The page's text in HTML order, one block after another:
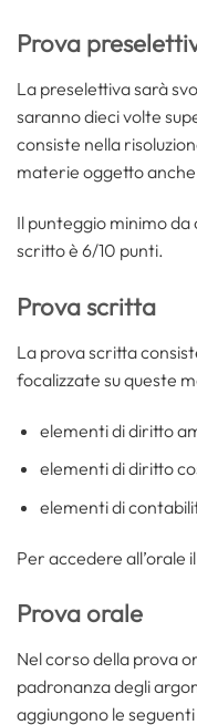
Prova
La preselettiva sarà
saranno dieci volte
consiste nella
materie oggetto
Il punteggio minimo
scritto è 6/10 punti.
Prova scritta
La prova scritta
focalizzate su queste
elementi di diritto
elementi di diritto
elementi di
Per accedere all’orale
Prova orale
Nel corso della prova
padronanza degli
aggiungono le